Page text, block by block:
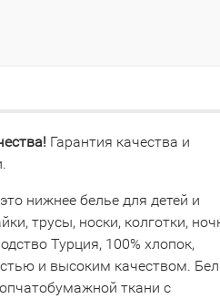
Гарантия качества и
нижнее белье для детей и
трусы, носки, колготки,
Турция, 100% хлопок,
и высоким качеством.
ткани с